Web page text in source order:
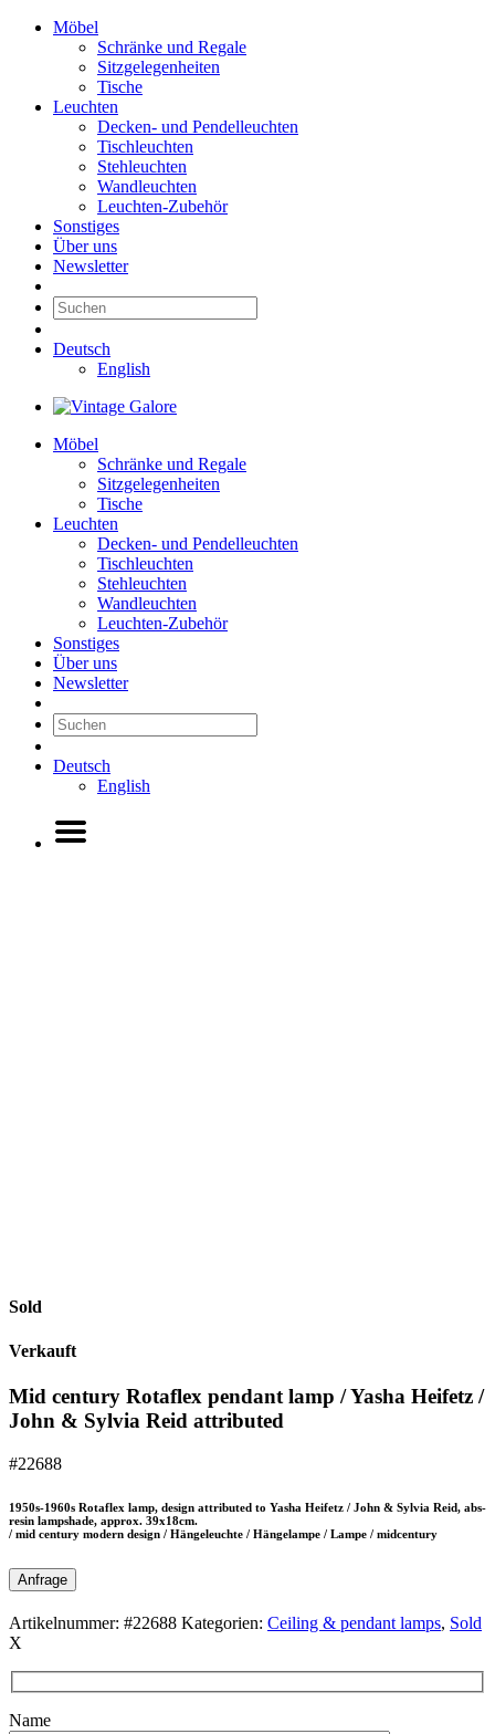
Möbel
Schränke und Regale
Sitzgelegenheiten
Tische
Leuchten
Decken- und Pendelleuchten
Tischleuchten
Stehleuchten
Wandleuchten
Leuchten-Zubehör
Sonstiges
Über uns
Newsletter
Deutsch
English
Möbel
Schränke und Regale
Sitzgelegenheiten
Tische
Leuchten
Decken- und Pendelleuchten
Tischleuchten
Stehleuchten
Wandleuchten
Leuchten-Zubehör
Sonstiges
Über uns
Newsletter
Deutsch
English
Sold
Verkauft
Mid century Rotaflex pendant lamp / Yasha Heifetz /
John & Sylvia Reid attributed
#22688
1950s-1960s Rotaflex lamp, design attributed to Yasha Heifetz / John & Sylvia Reid, abs-
resin lampshade, approx. 39x18cm.
/ mid century modern design / Hängeleuchte / Hängelampe / Lampe / midcentury
Anfrage
Artikelnummer: #22688 Kategorien: Ceiling & pendant lamps, Sold
X
Name